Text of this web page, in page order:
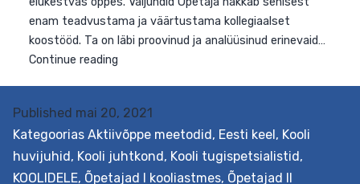
hariduse
Published mai 20, 2021
Kategoorias Aktiivõppe meetodid, Eesti keel, Kooli
huvijuhid, Kooli juhtkond, Kooli tugispetsialistid,
KOOLIDELE, Õpetajad I kooliastmes, Õpetajad II